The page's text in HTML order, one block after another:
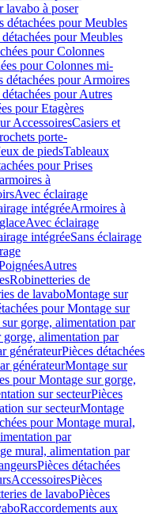
lavabo à poser
détachées pour Meubles
détachées pour Meubles
pour Colonnes
pour Colonnes mi-
détachées pour Armoires
détachées pour Autres
pour Etagères
AccessoiresCasiers et
porte-
de piedsTableaux
pour Prises
à
Avec éclairage
intégréeArmoires à
Avec éclairage
intégréeSans éclairage
Autres
Robinetteries de
de lavaboMontage sur
pour Montage sur
gorge, alimentation par
gorge, alimentation par
générateurPièces détachées
générateurMontage sur
pour Montage sur gorge,
sur secteurPièces
sur secteurMontage
pour Montage mural,
par
mural, alimentation par
Pièces détachées
AccessoiresPièces
de lavaboPièces
Raccordements aux